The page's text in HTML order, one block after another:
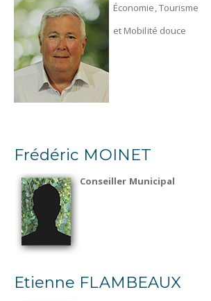
Économie, Tourisme
et Mobilité douce
Frédéric MOINET
Conseiller Municipal
Etienne FLAMBEAUX